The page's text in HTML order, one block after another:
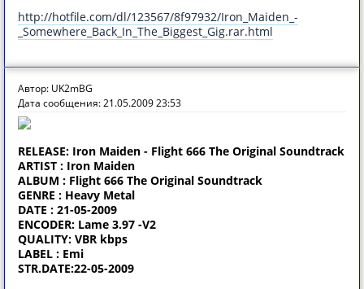
http://hotfile.com/dl/123567/8f97932/Iron_Maiden_-
_Somewhere_Back_In_The_Biggest_Gig.rar.html
Автор: UK2mBG
Дата сообщения: 21.05.2009 23:53
RELEASE: Iron Maiden - Flight 666 The Original Soundtrack
ARTIST : Iron Maiden
ALBUM : Flight 666 The Original Soundtrack
GENRE : Heavy Metal
DATE : 21-05-2009
ENCODER: Lame 3.97 -V2
QUALITY: VBR kbps
LABEL : Emi
STR.DATE:22-05-2009